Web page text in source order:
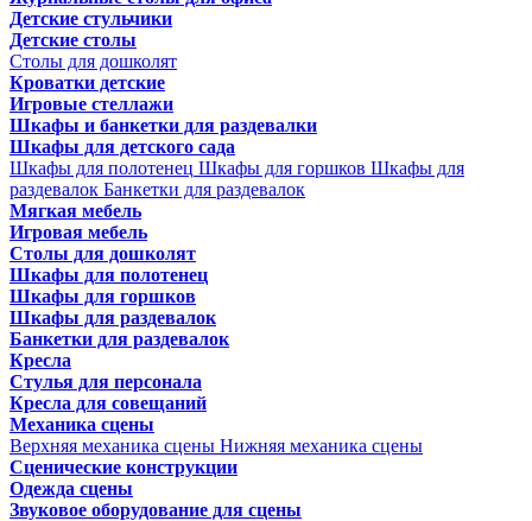
Детские стульчики
Детские столы
Столы для дошколят
Кроватки детские
Игровые стеллажи
Шкафы и банкетки для раздевалки
Шкафы для детского сада
Шкафы для полотенец Шкафы для горшков Шкафы для
раздевалок Банкетки для раздевалок
Мягкая мебель
Игровая мебель
Столы для дошколят
Шкафы для полотенец
Шкафы для горшков
Шкафы для раздевалок
Банкетки для раздевалок
Кресла
Стулья для персонала
Кресла для совещаний
Механика сцены
Верхняя механика сцены Нижняя механика сцены
Сценические конструкции
Одежда сцены
Звуковое оборудование для сцены